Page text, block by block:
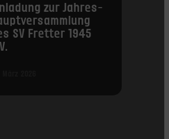
zur Jahres­
SV Fretter 1945